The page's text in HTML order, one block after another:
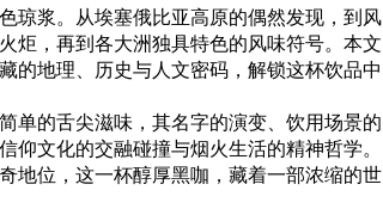
琼浆。从埃塞俄比亚高原的偶然发现，到风
火炬，再到各大洲独具特色的风味符号。本文
的地理、历史与人文密码，解锁这杯饮品中
单的舌尖滋味，其名字的演变、饮用场景的
文化的交融碰撞与烟火生活的精神哲学。
地位，这一杯醇厚黑咖，藏着一部浓缩的世